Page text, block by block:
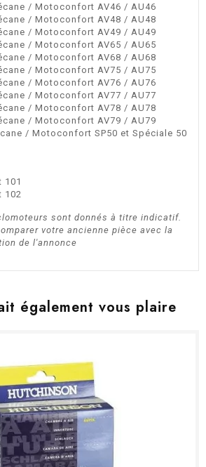
/ Motoconfort AV46 / AU46
/ Motoconfort AV48 / AU48
/ Motoconfort AV49 / AU49
/ Motoconfort AV65 / AU65
/ Motoconfort AV68 / AU68
/ Motoconfort AV75 / AU75
/ Motoconfort AV76 / AU76
/ Motoconfort AV77 / AU77
/ Motoconfort AV78 / AU78
/ Motoconfort AV79 / AU79
/ Motoconfort SP50 et Spéciale 50
101
102
sont donnés à titre indicatif.
votre ancienne pièce avec la
de l'annonce
également vous plaire